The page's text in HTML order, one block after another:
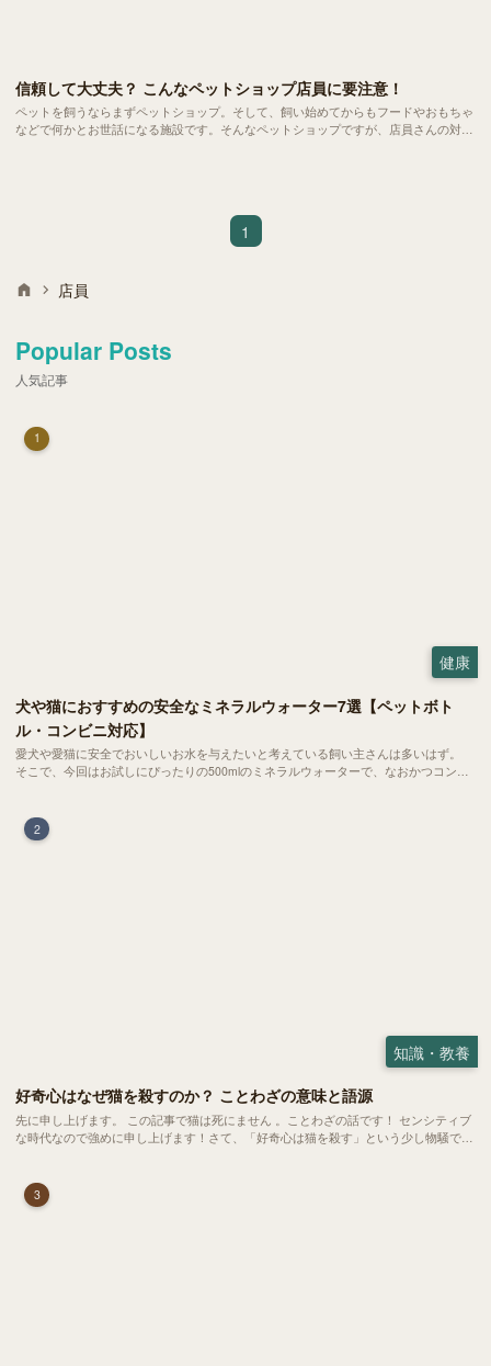
信頼して大丈夫？ こんなペットショップ店員に要注意！
ペットを飼うならまずペットショップ。そして、飼い始めてからもフードやおもちゃ
などで何かとお世話になる施設です。そんなペットショップですが、店員さんの対応
1
店員
Popular Posts
人気記事
1
健康
犬や猫におすすめの安全なミネラルウォーター7選【ペットボト
ル・コンビニ対応】
愛犬や愛猫に安全でおいしいお水を与えたいと考えている飼い主さんは多いはず。
そこで、今回はお試しにぴったりの500mlのミネラルウォーターで、なおかつコンビ
2
知識・教養
好奇心はなぜ猫を殺すのか？ ことわざの意味と語源
先に申し上げます。 この記事で猫は死にません 。ことわざの話です！ センシティブ
な時代なので強めに申し上げます！さて、「好奇心は猫を殺す」という少し物騒で、
3